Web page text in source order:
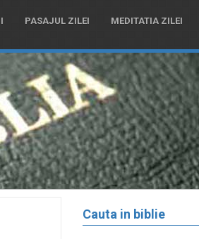
PASAJUL ZILEI MEDITATIA ZILEI
Cauta in biblie